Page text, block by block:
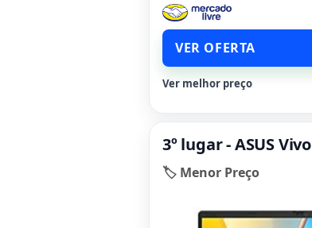
VER OFERTA
Ver melhor preço
3º lugar - ASUS
🏷️ Menor Preço